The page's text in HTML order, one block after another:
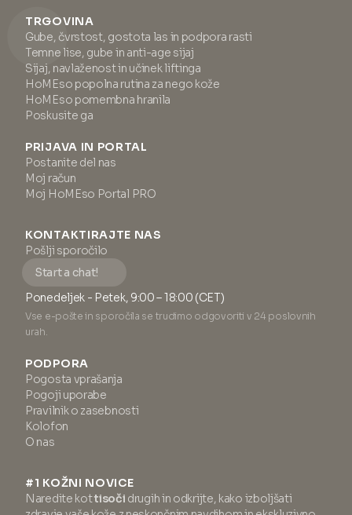
TRGOVINA
Gube, čvrstost, gostota las in podpora rasti
Temne lise, gube in anti-age sijaj
Sijaj, navlaženost in učinek liftinga
HoMEso popolna rutina za nego kože
HoMEso pomembna hranila
Poskusite ga
PRIJAVA IN PORTAL
Postanite del nas
Moj račun
Moj HoMEso Portal PRO
KONTAKTIRAJTE NAS
Pošlji sporočilo
Start a chat!
Ponedeljek - Petek, 9:00 – 18:00 (CET)
Vse e-pošte in sporočila se trudimo odgovoriti v 24 poslovnih
urah.
PODPORA
Pogosta vprašanja
Pogoji uporabe
Pravilnik o zasebnosti
Kolofon
O nas
#1 KOŽNI NOVICE
Naredite kottisoči drugih in odkrijte, kako izboljšati